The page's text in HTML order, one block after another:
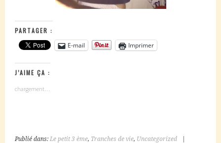
PARTAGER :
E-mail
Imprimer
J’AIME ÇA :
chargement…
Publié dans:Le petit 3 ème, Tranches de vie, Uncategorized